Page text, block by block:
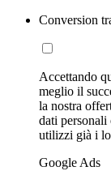
Conversion
Accettando
meglio il
la nostra
dati
utilizzi già i
Google Ads